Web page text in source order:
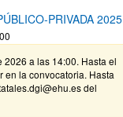
PRIVADA 2025
a las 14:00. Hasta el
en la convocatoria. Hasta
del